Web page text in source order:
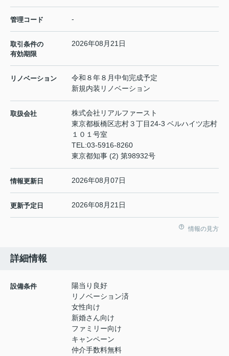
管理コード -
取引条件の
有効期限
2026年08月21日
リノベーション
令和８年８月中旬完成予定
新規内装リノベーション
取扱会社
株式会社リアルファースト
東京都板橋区志村３丁目24-3 ベルハイツ志村
１０１号室
TEL:03-5916-8260
東京都知事 (2) 第98932号
情報更新日 2026年08月07日
更新予定日 2026年08月21日
情報の見方
詳細情報
設備条件
陽当り良好
リノベーション済
女性向け
新婚さん向け
ファミリー向け
キャンペーン
仲介手数料無料